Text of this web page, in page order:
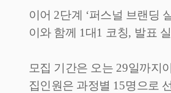
이어 2단계 ‘퍼스널 브랜딩
이와 함께 1 대1 코칭, 발표
모집 기간은 오는 29일까지
집인원은 과정별 15명으로